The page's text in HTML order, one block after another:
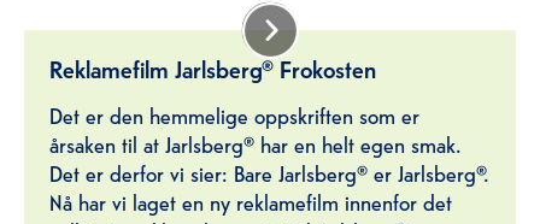
Reklamefilm Jarlsberg® Frokosten
Det er den hemmelige oppskriften som er
årsaken til at Jarlsberg® har en helt egen smak.
Det er derfor vi sier: Bare Jarlsberg® er Jarlsberg®.
Nå har vi laget en ny reklamefilm innenfor det